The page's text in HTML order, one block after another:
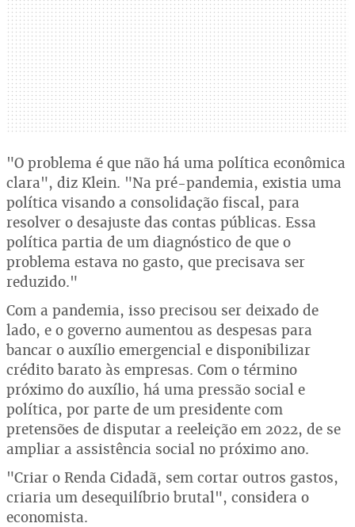
"O problema é que não há uma política econômica
clara", diz Klein. "Na pré-pandemia, existia uma
política visando a consolidação fiscal, para
resolver o desajuste das contas públicas. Essa
política partia de um diagnóstico de que o
problema estava no gasto, que precisava ser
reduzido."
Com a pandemia, isso precisou ser deixado de
lado, e o governo aumentou as despesas para
bancar o auxílio emergencial e disponibilizar
crédito barato às empresas. Com o término
próximo do auxílio, há uma pressão social e
política, por parte de um presidente com
pretensões de disputar a reeleição em 2022, de se
ampliar a assistência social no próximo ano.
"Criar o Renda Cidadã, sem cortar outros gastos,
criaria um desequilíbrio brutal", considera o
economista.